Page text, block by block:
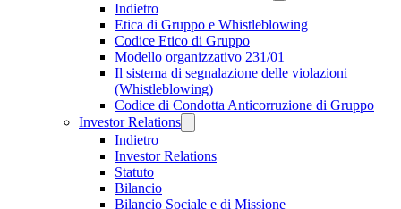
Indietro
Etica di Gruppo e Whistleblowing
Codice Etico di Gruppo
Modello organizzativo 231/01
Il sistema di segnalazione delle violazioni
(Whistleblowing)
Codice di Condotta Anticorruzione di Gruppo
Investor Relations
Indietro
Investor Relations
Statuto
Bilancio
Bilancio Sociale e di Missione